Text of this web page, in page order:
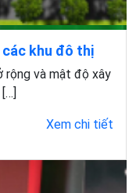
khu đô thị
rộng và mật độ xây
Xem chi tiết